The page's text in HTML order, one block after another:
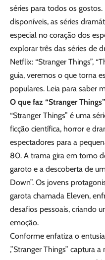
séries para todos os
disponíveis, as séries
especial no coração dos
explorar três das séries de
Netflix: “Stranger Things”,
guia, veremos o que torna
populares. Leia para saber
O que faz “Stranger
“Stranger Things” é uma
ficção científica, horror e
espectadores para a
80. A trama gira em torno
garoto e a descoberta de
Down”. Os jovens
garota chamada Eleven,
desafios pessoais, criando
emoção.
Conforme enfatiza o
,”Stranger Things” captura